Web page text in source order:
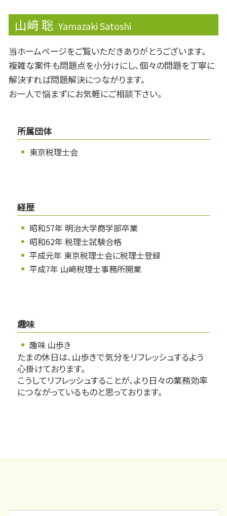
山﨑 聡 Yamazaki Satoshi
当ホームページをご覧いただきありがとうございます。
複雑な案件も問題点を小分けにし、個々の問題を丁寧に
解決すれば問題解決につながります。
お一人で悩まずにお気軽にご相談下さい。
所属団体
東京税理士会
経歴
昭和57年 明治大学商学部卒業
昭和62年 税理士試験合格
平成元年 東京税理士会に税理士登録
平成7年 山﨑税理士事務所開業
趣味
趣味 山歩き
たまの休日は、山歩きで気分をリフレッシュするよう
心掛けております。
こうしてリフレッシュすることが、より日々の業務効率
につながっているものと思っております。